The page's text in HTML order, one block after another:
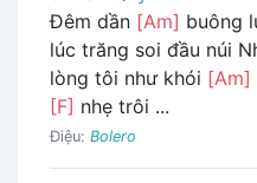
Đêm dần [Am] buông
lúc trăng soi đầu núi
lòng tôi như khói [Am]
[F] nhẹ trôi ...
Điệu: Bolero